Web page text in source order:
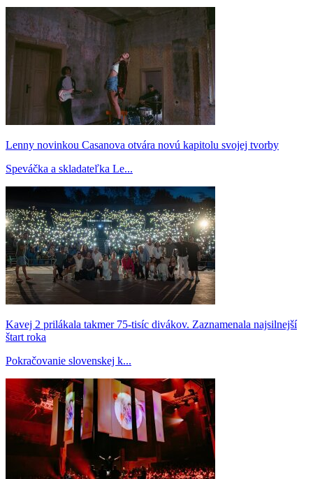
Lenny novinkou Casanova otvára novú kapitolu svojej tvorby
Speváčka a skladateľka Le...
Kavej 2 prilákala takmer 75-tisíc divákov. Zaznamenala najsilnejší
štart roka
Pokračovanie slovenskej k...